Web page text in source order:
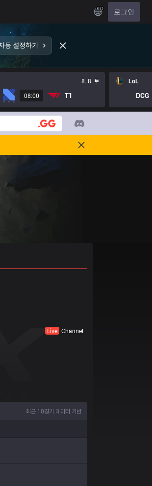
KO 로그인
8. 8. 토
08:00 T1
LoL
DCG
Live Channel
최근 10경기 데이터 기반